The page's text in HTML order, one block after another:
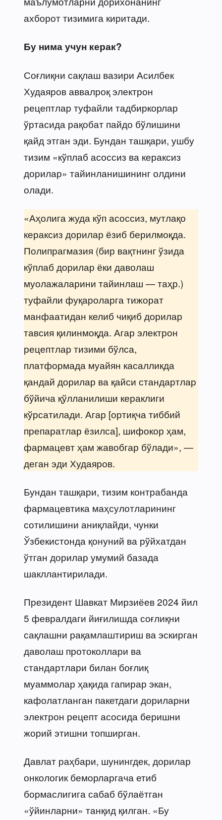
ахборот тизимига киритади.
Бу нима учун керак?
Соғлиқни сақлаш вазири Асилбек
Худаяров аввалроқ электрон
рецептлар туфайли тадбиркорлар
ўртасида рақобат пайдо бўлишини
қайд этган эди. Бундан ташқари, ушбу
тизим «кўплаб асоссиз ва кераксиз
дорилар» тайинланишининг олдини
олади.
«Аҳолига жуда кўп асоссиз, мутлақо
кераксиз дорилар ёзиб берилмоқда.
Полипрагмазия (бир вақтнинг ўзида
кўплаб дорилар ёки даволаш
муолажаларини тайинлаш — таҳр.)
туфайли фуқароларга тижорат
манфаатидан келиб чиқиб дорилар
тавсия қилинмоқда. Агар электрон
рецептлар тизими бўлса,
платформада муайян касалликда
қандай дорилар ва қайси стандартлар
бўйича қўлланилиши кераклиги
кўрсатилади. Агар [ортиқча тиббий
препаратлар ёзилса], шифокор ҳам,
фармацевт ҳам жавобгар бўлади», —
деган эди Худаяров.
Бундан ташқари, тизим контрабанда
фармацевтика маҳсулотларининг
сотилишини аниқлайди, чунки
Ўзбекистонда қонуний ва рўйхатдан
ўтган дорилар умумий базада
шакллантирилади.
Президент Шавкат Мирзиёев 2024 йил
5 февралдаги йиғилишда соғлиқни
сақлашни рақамлаштириш ва эскирган
даволаш протоколлари ва
стандартлари билан боғлиқ
муаммолар ҳақида гапирар экан,
кафолатланган пакетдаги дориларни
электрон рецепт асосида беришни
жорий этишни топширган.
Давлат раҳбари, шунингдек, дорилар
онкологик беморларгача етиб
бормаслигига сабаб бўлаётган
«ўйинларни» танқид қилган. «Бу